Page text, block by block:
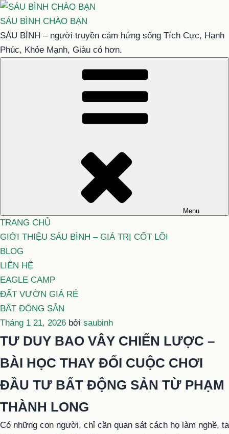
Chuyển
đến
phần
nội
SÁU BÌNH CHÀO BẠN
SÁU BÌNH – người truyền cảm hứng sống Tích Cực, Hạnh
Phúc, Khỏe Mạnh, Giàu có hơn.
Menu
TRANG CHỦ
GIỚI THIỆU SÁU BÌNH – GIÁ TRỊ CỐT LÕI
BLOG
LIÊN HỆ
EAGLE CAMP
ĐẤT VƯỜN GIÁ RẺ
BẤT ĐỘNG SẢN
Đăng
trong
Tháng 1 21, 2026 bởi saubinh
TƯ DUY BAO VÂY CHIẾN LƯỢC –
BÀI HỌC THAY ĐỔI CUỘC CHƠI
ĐẦU TƯ BẤT ĐỘNG SẢN TỪ PHẠM
THÀNH LONG
Có những con người, chỉ cần quan sát cách họ làm nghề, ta